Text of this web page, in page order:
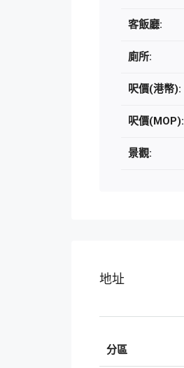
客飯廳:
廁所:
呎價(港幣):
呎價(MOP):
景觀:
地址
分區